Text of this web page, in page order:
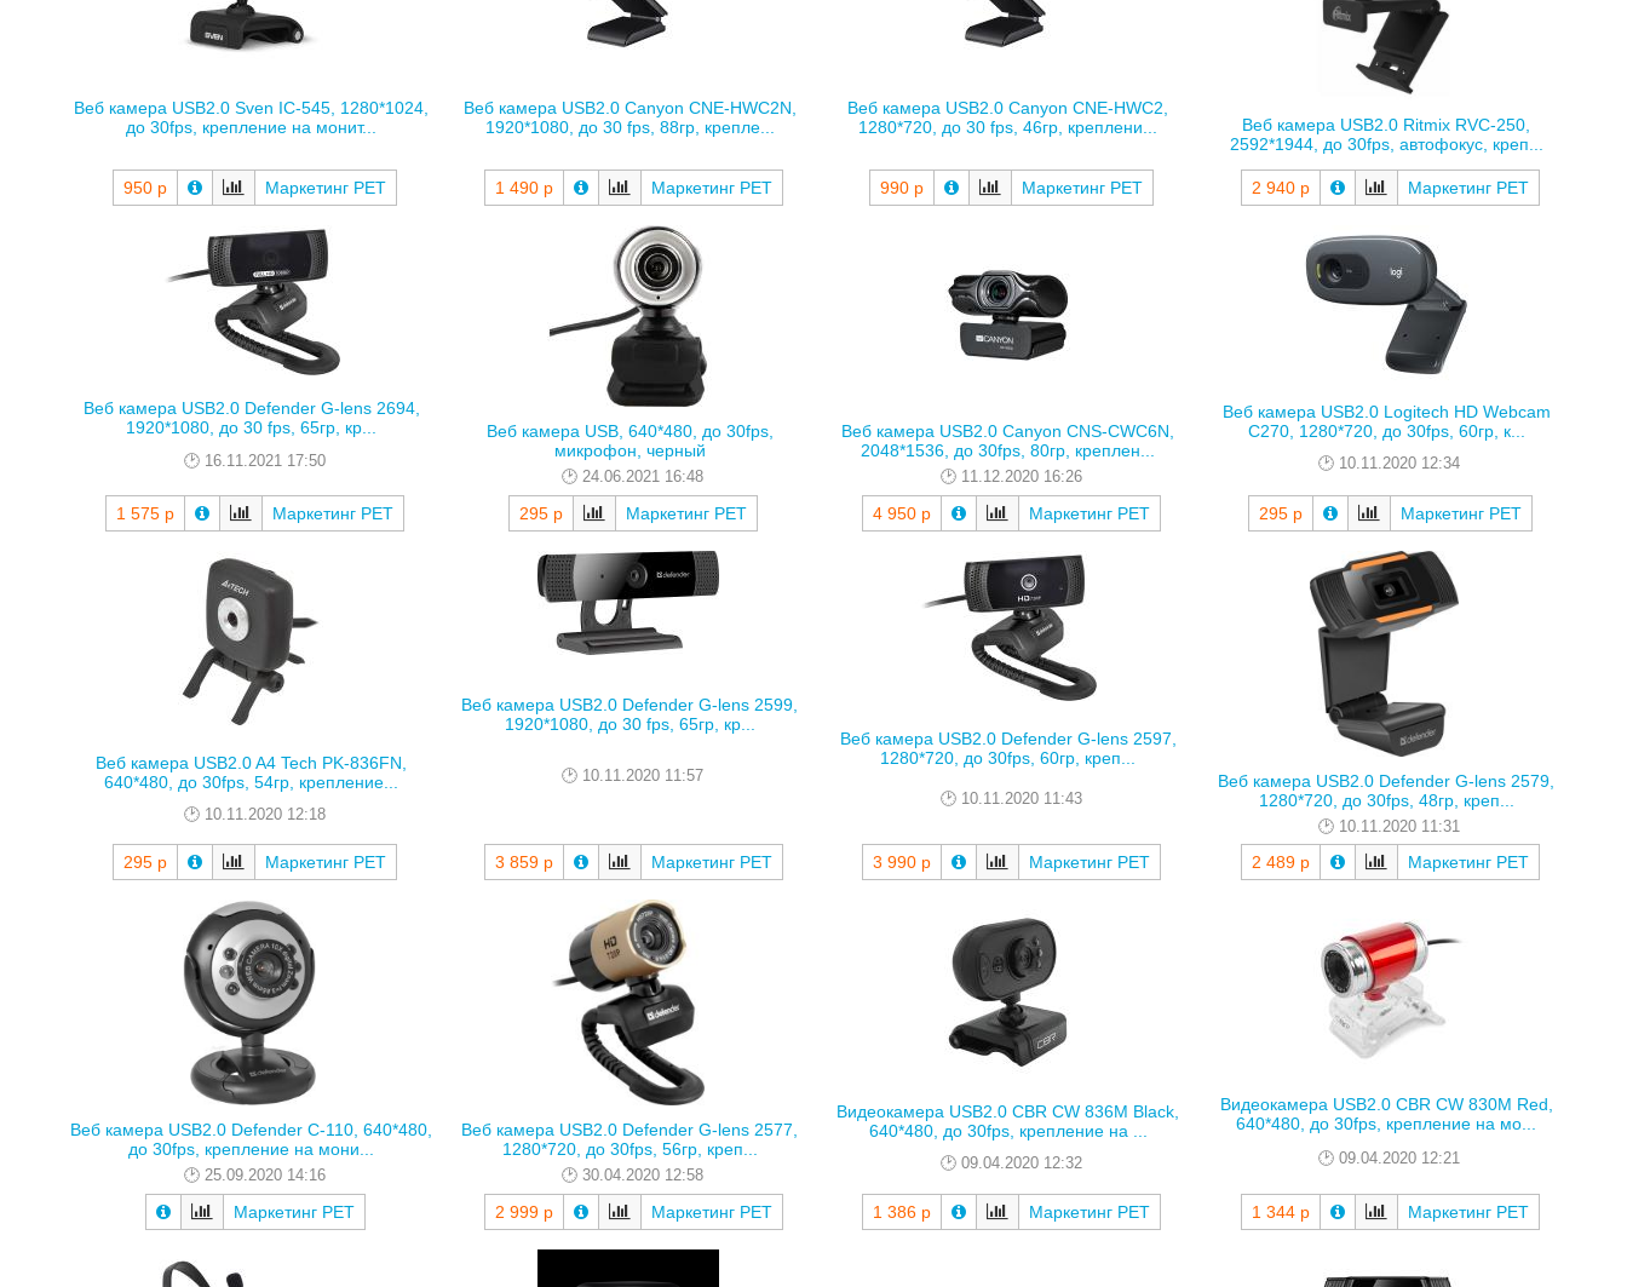
Веб камера USB2.0 Sven IC-545, 1280*1024,
до 30fps, крепление на монит...
950 р Маркетинг РЕТ
Веб камера USB2.0 Canyon CNE-HWC2N,
1920*1080, до 30 fps, 88гр, крепле...
1 490 р Маркетинг РЕТ
Веб камера USB2.0 Canyon CNE-HWC2,
1280*720, до 30 fps, 46гр, креплени...
990 р Маркетинг РЕТ
Веб камера USB2.0 Ritmix RVC-250,
2592*1944, до 30fps, автофокус, креп...
2 940 р Маркетинг РЕТ
Веб камера USB2.0 Defender G-lens 2694,
1920*1080, до 30 fps, 65гр, кр...
16.11.2021 17:50
1 575 р Маркетинг РЕТ
Веб камера USB, 640*480, до 30fps,
микрофон, черный
24.06.2021 16:48
295 р Маркетинг РЕТ
Веб камера USB2.0 Canyon CNS-CWC6N,
2048*1536, до 30fps, 80гр, креплен...
11.12.2020 16:26
4 950 р Маркетинг РЕТ
Веб камера USB2.0 Logitech HD Webcam
C270, 1280*720, до 30fps, 60гр, к...
10.11.2020 12:34
295 р Маркетинг РЕТ
Веб камера USB2.0 A4 Tech PK-836FN,
640*480, до 30fps, 54гр, крепление...
10.11.2020 12:18
295 р Маркетинг РЕТ
Веб камера USB2.0 Defender G-lens 2599,
1920*1080, до 30 fps, 65гр, кр...
10.11.2020 11:57
3 859 р Маркетинг РЕТ
Веб камера USB2.0 Defender G-lens 2597,
1280*720, до 30fps, 60гр, креп...
10.11.2020 11:43
3 990 р Маркетинг РЕТ
Веб камера USB2.0 Defender G-lens 2579,
1280*720, до 30fps, 48гр, креп...
10.11.2020 11:31
2 489 р Маркетинг РЕТ
Веб камера USB2.0 Defender C-110, 640*480,
до 30fps, крепление на мони...
25.09.2020 14:16
Маркетинг РЕТ
Веб камера USB2.0 Defender G-lens 2577,
1280*720, до 30fps, 56гр, креп...
30.04.2020 12:58
2 999 р Маркетинг РЕТ
Видеокамера USB2.0 CBR CW 836M Black,
640*480, до 30fps, крепление на ...
09.04.2020 12:32
1 386 р Маркетинг РЕТ
Видеокамера USB2.0 CBR CW 830M Red,
640*480, до 30fps, крепление на мо...
09.04.2020 12:21
1 344 р Маркетинг РЕТ